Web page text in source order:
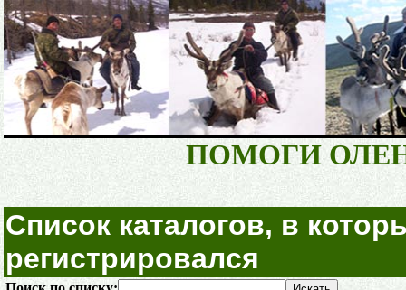
ПОМОГИ
Список каталогов, в
регистрировался